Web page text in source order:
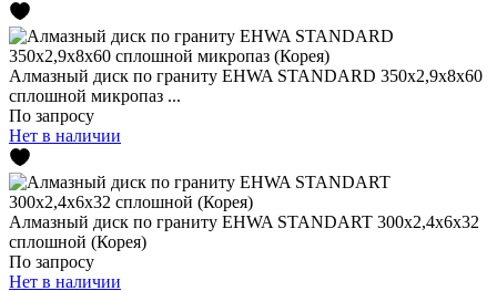
Алмазный диск по граниту EHWA STANDARD 350x2,9x8x60
сплошной микропаз ...
По запросу
Нет в наличии
Алмазный диск по граниту EHWA STANDART 300x2,4x6x32
сплошной (Корея)
По запросу
Нет в наличии